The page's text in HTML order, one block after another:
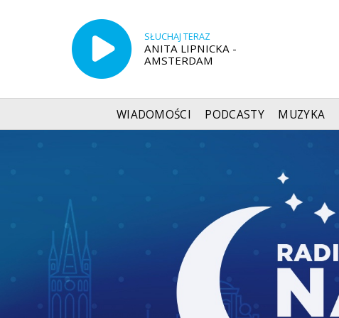
SŁUCHAJ TERAZ
ANITA LIPNICKA -
AMSTERDAM
WIADOMOŚCI PODCASTY MUZYKA